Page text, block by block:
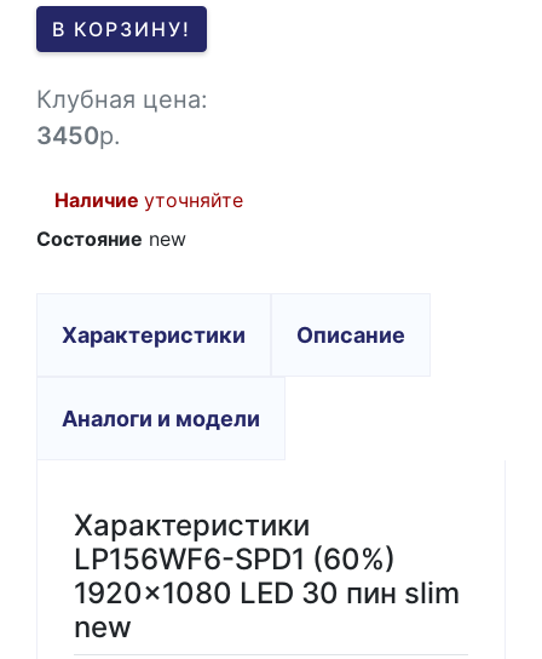
В КОРЗИНУ!
Клубная цена:
3450р.
Наличие уточняйте
Состояние new
Характеристики Описание
Аналоги и модели
Характеристики
LP156WF6-SPD1 (60%)
1920x1080 LED 30 пин slim
new